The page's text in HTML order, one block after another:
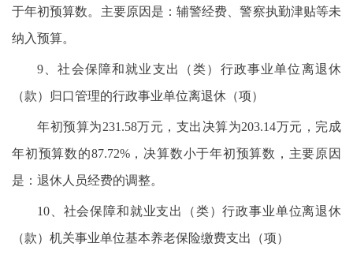
于年初预算数。主要原因是：辅警经费、警察执勤津贴等未
纳入预算。
9、社会保障和就业支出（类）行政事业单位离退休
（款）归口管理的行政事业单位离退休（项）
年初预算为231.58万元，支出决算为203.14万元，完成
年初预算数的87.72%，决算数小于年初预算数，主要原因
是：退休人员经费的调整。
10、社会保障和就业支出（类）行政事业单位离退休
（款）机关事业单位基本养老保险缴费支出（项）